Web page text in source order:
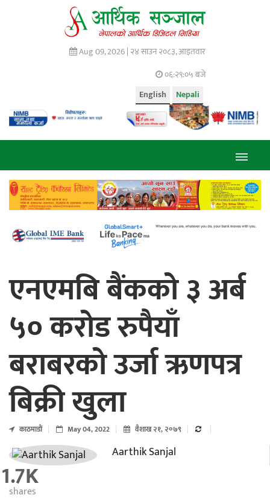
Aug 09, 2026 | २४ साउन २०८३, आइतवार
०६:२९:०५ बजे
Nepali
English
एनएमबि बैंकको ३ अर्ब
५० करोड रुपैयाँ
बराबरको उर्जा ऋणपत्र
बिक्री खुला
काठमाडाैं May 04, 2022 वैशाख २१, २०७९
Aarthik Sanjal
1.7K
shares